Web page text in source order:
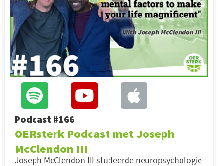
Podcast #166
OERsterk Podcast met Joseph
McClendon III
Joseph McClendon III studeerde neuropsychologie